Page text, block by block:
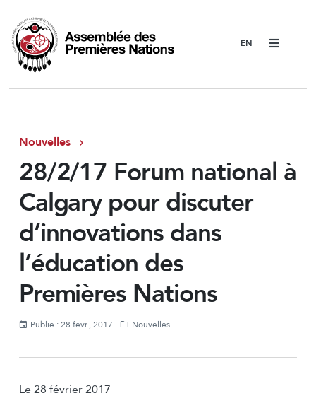
Menu
Nouvelles
28/2/17 Forum national à
Calgary pour discuter
d’innovations dans
l’éducation des
Premières Nations
Publié : 28 févr., 2017 Nouvelles
Le 28 février 2017